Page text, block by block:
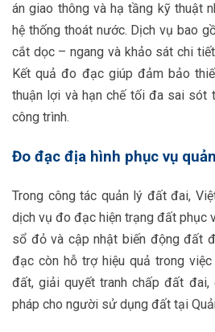
án giao thông và hạ tầng kỹ thuật
hệ thống thoát nước. Dịch vụ bao
cắt dọc – ngang và khảo sát chi
Kết quả đo đạc giúp đảm bảo
thuận lợi và hạn chế tối đa sai sót
công trình.
Đo đạc địa hình phục vụ
Trong công tác quản lý đất đai,
dịch vụ đo đạc hiện trạng đất phục
sổ đỏ và cập nhật biến động đất
đạc còn hỗ trợ hiệu quả trong
đất, giải quyết tranh chấp đất đai,
pháp cho người sử dụng đất tại